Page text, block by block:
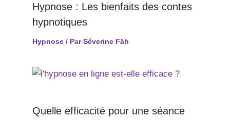
Hypnose : Les bienfaits des contes
hypnotiques
Hypnose/ ParSéverine Fäh
Quelle efficacité pour une séance